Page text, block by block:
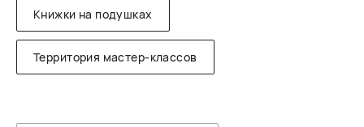
Книжки на подушках
Территория мастер-классов